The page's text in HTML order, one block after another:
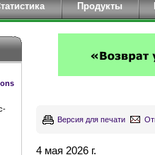
Продукты
Версия для печати
4 мая 2026 г.